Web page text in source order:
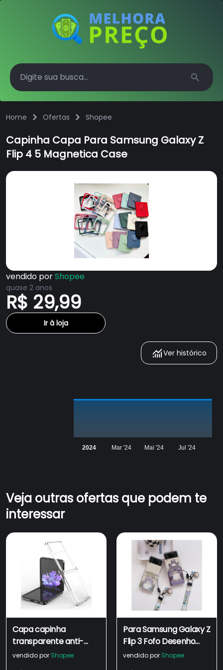
Search
Home Ofertas Shopee
Capinha Capa Para Samsung Galaxy Z
Flip 4 5 Magnetica Case
vendido porShopee
quase 2 anos
R$ 29,99
Ir à loja
Ver histórico
2024 Mar '24 Mai '24 Jul '24
Veja outras ofertas que podem te
interessar
Capa capinha
transparente anti-
impacto para o novo
vendido por Shopee
Para Samsung Galaxy Z
Flip 3 Fofo Desenho
Totoro Duro PC
vendido por Shopee